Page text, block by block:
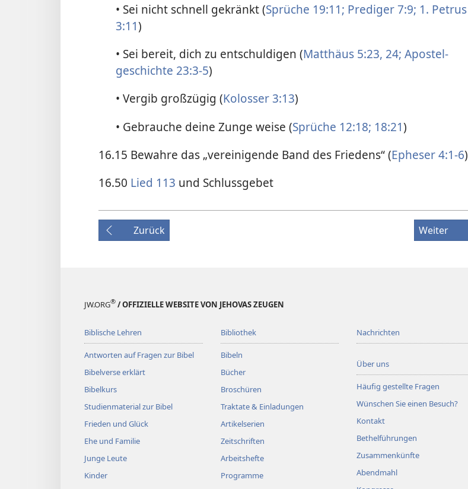
• Sei nicht schnell gekränkt (Sprüche 19:11; Prediger 7:9; 1. Petrus
3:11)
• Sei bereit, dich zu entschuldigen (Matthäus 5:23, 24; Apostel­
geschichte 23:3-5)
• Vergib großzügig (Kolosser 3:13)
• Gebrauche deine Zunge weise (Sprüche 12:18; 18:21)
16.15 Bewahre das „vereinigende Band des Friedens“ (Epheser 4:1-6)
16.50 Lied 113 und Schlussgebet
Zurück Weiter
JW.ORG® / OFFIZIELLE WEBSITE VON JEHOVAS ZEUGEN
Biblische Lehren
Antworten auf Fragen zur Bibel
Bibelverse erklärt
Bibelkurs
Studienmaterial zur Bibel
Frieden und Glück
Ehe und Familie
Junge Leute
Kinder
Bibliothek
Bibeln
Bücher
Broschüren
Traktate & Einladungen
Artikelserien
Zeitschriften
Arbeitshefte
Programme
Nachrichten
Über uns
Häufig gestellte Fragen
Wünschen Sie einen Besuch?
Kontakt
Bethelführungen
Zusammenkünfte
Abendmahl